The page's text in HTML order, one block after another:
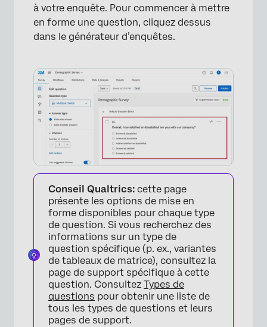
Ajouter une validation
Actions sur les questions
Mise en forme des questions dans les
différents types de projets
FAQs
à votre enquête. Pour commencer à mettre
en forme une question, cliquez dessus
dans le générateur d’enquêtes.
Conseil Qualtrics: cette page
présente les options de mise en
forme disponibles pour chaque type
de question. Si vous recherchez des
informations sur un type de
question spécifique (p. ex., variantes
de tableaux de matrice), consultez la
page de support spécifique à cette
question. Consultez Types de
questions pour obtenir une liste de
tous les types de questions et leurs
pages de support.